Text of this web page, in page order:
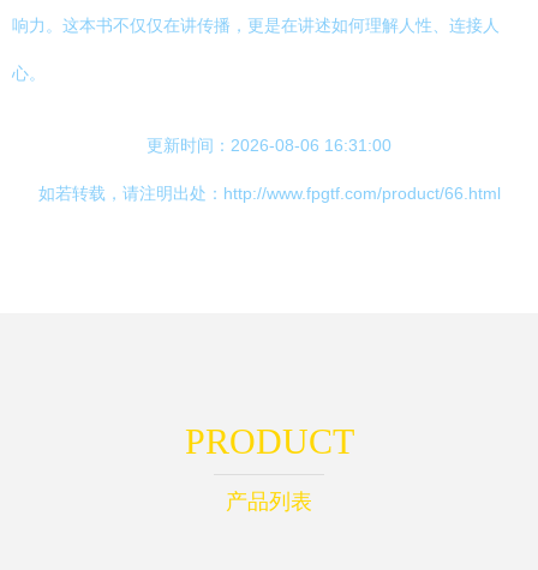
响力。这本书不仅仅在讲传播，更是在讲述如何理解人性、连接人
心。
更新时间：2026-08-06 16:31:00
如若转载，请注明出处：http://www.fpgtf.com/product/66.html
PRODUCT
产品列表